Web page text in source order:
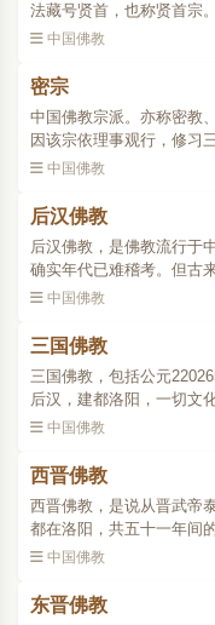
法藏号贤首，也称贤首宗
宗。史略此宗传承为杜顺
中国佛教
密宗
中国佛教宗派。亦称密教
因该宗依理事观行，修习
名。渊源印度最后一个时
中国佛教
后汉佛教
后汉佛教，是佛教流行于
确实年代已难稽考。但古
话，同时也传说汉明之前
中国佛教
三国佛教
三国佛教，包括公元
后汉，建都洛阳，一切文
是后汉佛教的延长。在这
中国佛教
西晋佛教
西晋佛教，是说从晋武帝
都在洛阳，共五十一年间
护、安法钦、彊梁娄至等
中国佛教
东晋佛教